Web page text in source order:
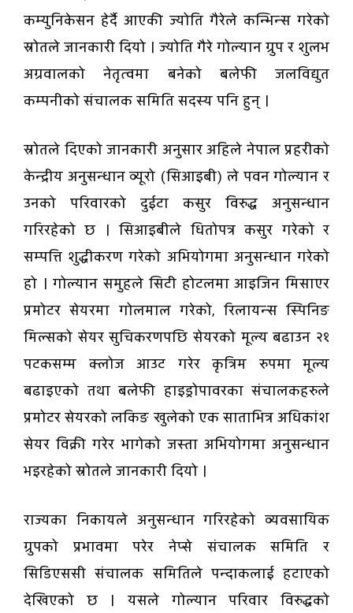
कम्युनिकेसन हेर्दै आएकी ज्योति गैरेले कन्भिन्स गरेको
स्रोतले जानकारी दियो । ज्योति गैरे गोल्यान ग्रुप र शुलभ
अग्रवालको नेतृत्वमा बनेको बलेफी जलविद्युत
कम्पनीको संचालक समिति सदस्य पनि हुन् ।
स्रोतले दिएको जानकारी अनुसार अहिले नेपाल प्रहरीको
केन्द्रीय अनुसन्धान व्यूरो (सिआइबी) ले पवन गोल्यान र
उनको परिवारको दुईटा कसुर विरुद्ध अनुसन्धान
गरिरहेको छ । सिआइबीले धितोपत्र कसुर गरेको र
सम्पत्ति शुद्धीकरण गरेको अभियोगमा अनुसन्धान गरेको
हो । गोल्यान समुहले सिटी होटलमा आइजिन मिसाएर
प्रमोटर सेयरमा गोलमाल गरेको, रिलायन्स स्पिनिङ
मिल्सको सेयर सुचिकरणपछि सेयरको मूल्य बढाउन २१
पटकसम्म क्लोज आउट गरेर कृत्रिम रुपमा मूल्य
बढाइएको तथा बलेफी हाइड्रोपावरका संचालकहरुले
प्रमोटर सेयरको लकिङ खुलेको एक साताभित्र अधिकांश
सेयर विक्री गरेर भागेको जस्ता अभियोगमा अनुसन्धान
भइरहेको स्रोतले जानकारी दियो ।
राज्यका निकायले अनुसन्धान गरिरहेको व्यवसायिक
ग्रुपको प्रभावमा परेर नेप्से संचालक समिति र
सिडिएससी संचालक समितिले पन्दाकलाई हटाएको
देखिएको छ । यसले गोल्यान परिवार विरुद्धको